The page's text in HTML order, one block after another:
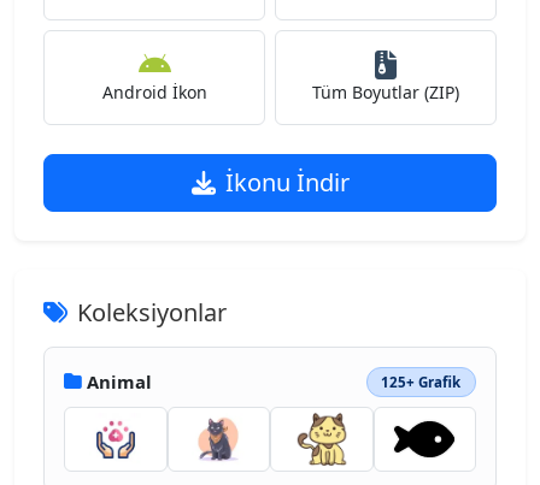
Android İkon Tüm Boyutlar (ZIP)
İkonu İndir
Koleksiyonlar
Animal 125+ Grafik